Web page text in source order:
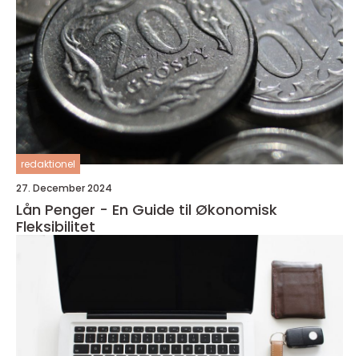
redaktionel
27. December 2024
Lån Penger - En Guide til Økonomisk
Fleksibilitet